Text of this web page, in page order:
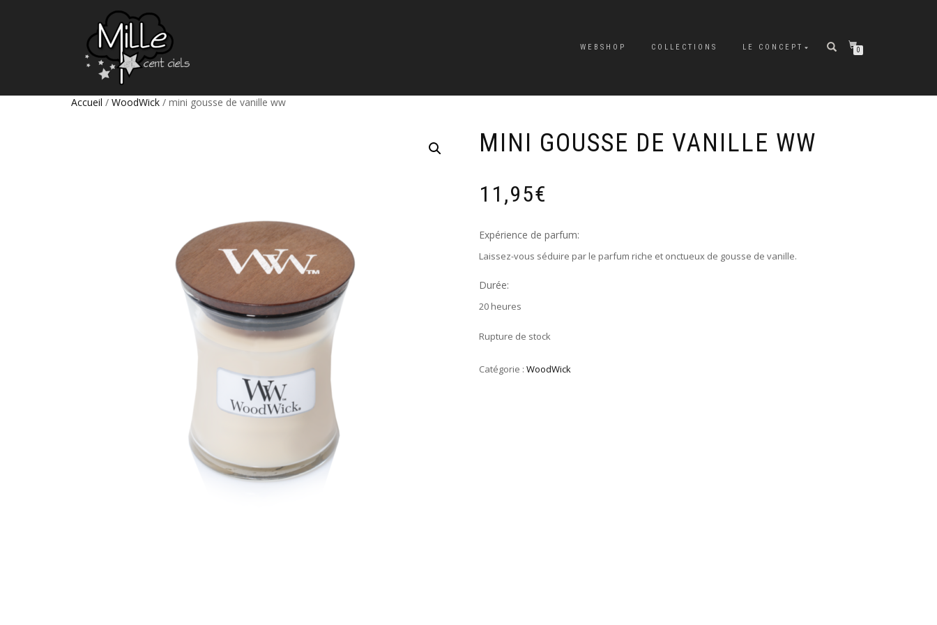
WEBSHOP COLLECTIONS LE CONCEPT 0
Accueil / WoodWick / mini gousse de vanille ww
MINI GOUSSE DE VANILLE WW
11,95€
Expérience de parfum:
Laissez-vous séduire par le parfum riche et onctueux de gousse de vanille.
Durée:
20 heures
Rupture de stock
Catégorie : WoodWick